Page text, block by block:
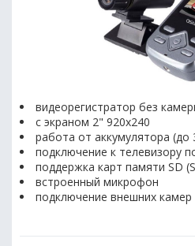
видеорегистратор без
с экраном 2" 920x240
работа от аккумулятора (до
подключение к телевизору
поддержка карт памяти SD
встроенный микрофон
подключение внешних камер